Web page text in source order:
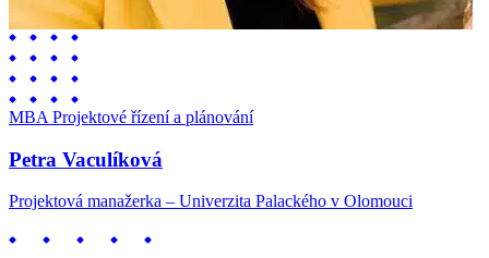
MBA Projektové řízení a plánování
Petra Vaculíková
Projektová manažerka – Univerzita Palackého v Olomouci